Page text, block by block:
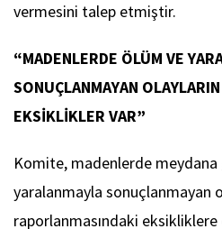
vermesini talep etmiştir.
“MADENLERDE ÖLÜM VE
SONUÇLANMAYAN
EKSİKLİKLER VAR”
Komite, madenlerde
yaralanmayla sonuçlanmayan
raporlanmasındaki